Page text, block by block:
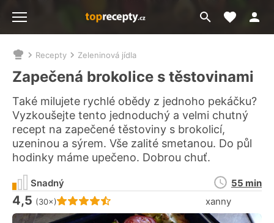
Přejít
na
Moje
Nacházíte
se
zde:
Recepty Zeleninová jídla
Zapečená brokolice s těstovinami
Také milujete rychlé obědy z jednoho pekáčku?
Vyzkoušejte tento jednoduchý a velmi chutný
recept na zapečené těstoviny s brokolicí,
uzeninou a sýrem. Vše zalité smetanou. Do půl
hodinky máme upečeno. Dobrou chuť.
Hodnocení receptu je
4,5 (30×) xanny
Snadný
Doba
55 min